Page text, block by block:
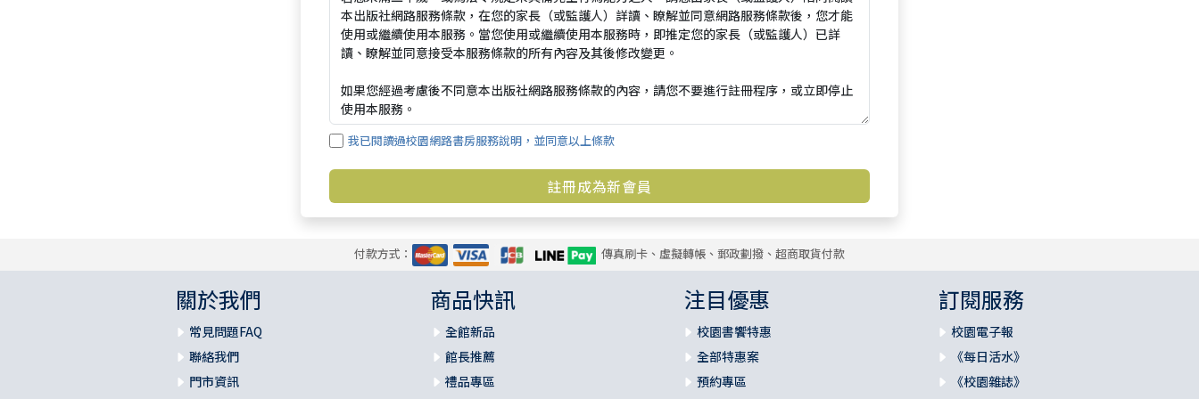
我已閱讀過校園網路書房服務說明，並同意以上條款
付款方式： 傳真刷卡、虛擬轉帳、郵政劃撥、超商取貨付款
關於我們
常見問題FAQ
聯絡我們
門市資訊
商品快訊
全館新品
館長推薦
禮品專區
注目優惠
校園書饗特惠
全部特惠案
預約專區
訂閱服務
校園電子報
《每日活水》
《校園雜誌》